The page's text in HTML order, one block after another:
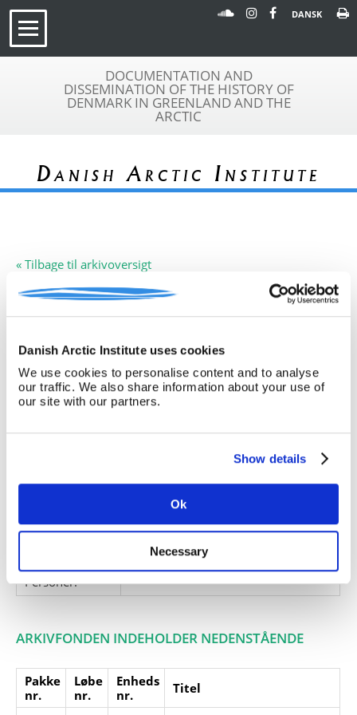
Danish Arctic Institute uses cookies
We use cookies to personalise content and to analyse
our traffic. We also share information about your use of
our site with our partners.
Show details
Ok
Necessary
DANSK
DOCUMENTATION AND
DISSEMINATION OF THE HISTORY OF
DENMARK IN GREENLAND AND THE
ARCTIC
Danish Arctic Institute
« Tilbage til arkivoversigt
Arkivfond
A 240
af scrapbogssider samt avisudklip
med småartikler fra 1902-10.
Giver:
fonde:
Personer:
ARKIVFONDEN INDEHOLDER NEDENSTÅENDE
Pakke
nr.
Løbe
nr.
Enheds
nr.
Titel